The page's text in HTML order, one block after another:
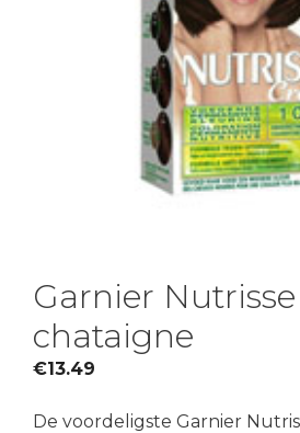
Garnier
chataigne
€13.49
De voordeligste Garnier